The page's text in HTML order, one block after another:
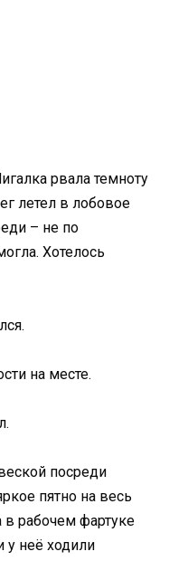
рвала темноту
летел в лобовое
– не по
Хотелось
на месте.
посреди
пятно на весь
рабочем фартуке
у неё ходили